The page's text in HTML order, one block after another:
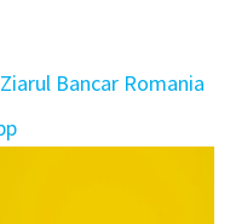
Bancar Romania